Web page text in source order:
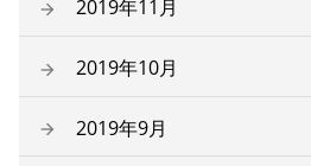
2019年11月
2019年10月
2019年9月